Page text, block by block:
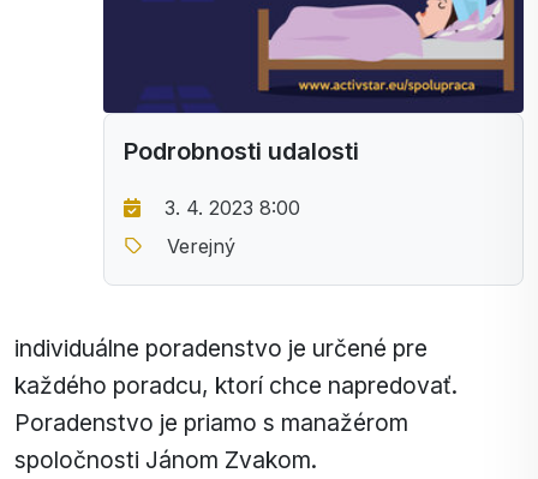
Podrobnosti udalosti
3. 4. 2023 8:00
Verejný
individuálne poradenstvo je určené pre
každého poradcu, ktorí chce napredovať.
Poradenstvo je priamo s manažérom
spoločnosti Jánom Zvakom.